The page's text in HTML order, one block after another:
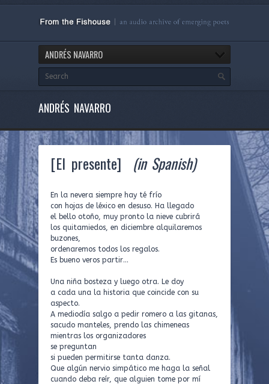
ANDRÉS NAVARRO
ANDRÉS NAVARRO
[El presente] (in Spanish)
En la nevera siempre hay té frío
con hojas de léxico en desuso. Ha llegado
el bello otoño, muy pronto la nieve cubrirá
los quitamiedos, en diciembre alquilaremos
buzones,
ordenaremos todos los regalos.
Es bueno veros partir…
Una niña bosteza y luego otra. Le doy
a cada una la historia que coincide con su
aspecto.
A mediodía salgo a pedir romero a las gitanas,
sacudo manteles, prendo las chimeneas
mientras los organizadores
se preguntan
si pueden permitirse tanta danza.
Que algún nervio simpático me haga la señal
cuando deba reír, que alguien tome por mí